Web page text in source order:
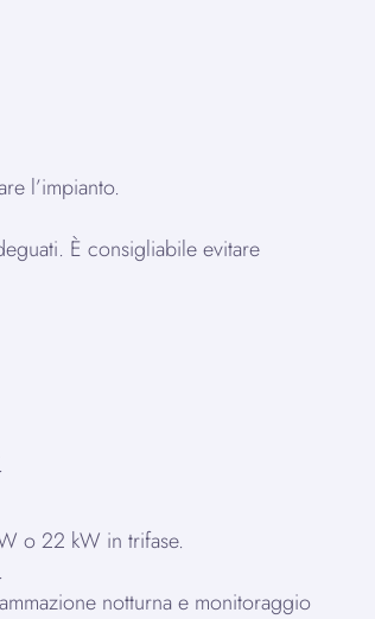
l’impianto.
È consigliabile evitare
o 22 kW in trifase.
notturna e monitoraggio